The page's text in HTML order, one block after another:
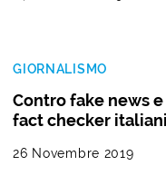
GIORNALISMO
Contro fake news
fact checker
26 Novembre 2019